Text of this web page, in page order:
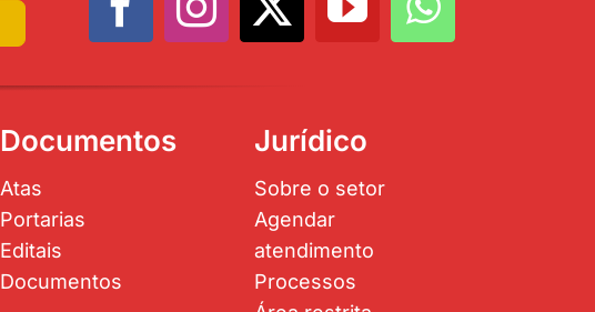
Documentos
Atas
Portarias
Editais
Documentos
Jurídico
Sobre o setor
Agendar
atendimento
Processos